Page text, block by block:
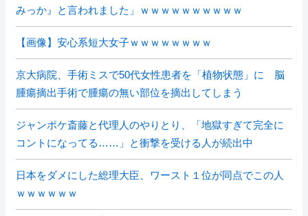
みっか』と言われました」ｗｗｗｗｗｗｗｗｗｗ
【画像】安心系短大女子ｗｗｗｗｗｗｗｗ
京大病院、手術ミスで50代女性患者を「植物状態」に 脳
腫瘍摘出手術で腫瘍の無い部位を摘出してしまう
ジャンポケ斎藤と代理人のやりとり、「地獄すぎて完全に
コントになってる……」と衝撃を受ける人が続出中
日本をダメにした総理大臣、ワースト１位が同点でこの人
ｗｗｗｗｗｗ